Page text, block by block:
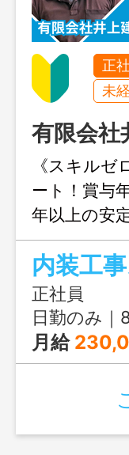
正
未
有限会社
《スキル
ート！賞与
年以上の安
内装工
正社員
日勤のみ｜
月給